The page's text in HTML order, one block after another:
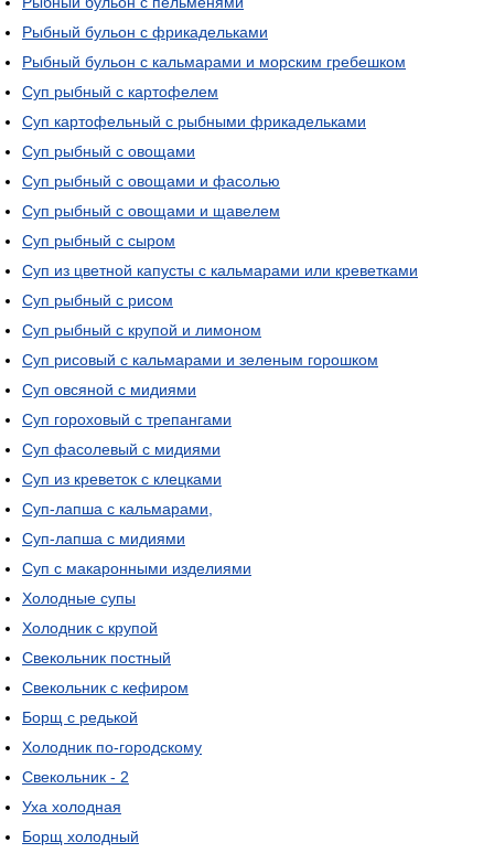
Рыбный бульон с фрикадельками
Рыбный бульон с кальмарами и морским гребешком
Суп рыбный с картофелем
Суп картофельный с рыбными фрикадельками
Суп рыбный с овощами
Суп рыбный с овощами и фасолью
Суп рыбный с овощами и щавелем
Суп рыбный с сыром
Суп из цветной капусты с кальмарами или креветками
Суп рыбный с рисом
Суп рыбный с крупой и лимоном
Суп рисовый с кальмарами и зеленым горошком
Суп овсяной с мидиями
Суп гороховый с трепангами
Суп фасолевый с мидиями
Суп из креветок с клецками
Суп-лапша с кальмарами,
Суп-лапша с мидиями
Суп с макаронными изделиями
Холодные супы
Холодник с крупой
Свекольник постный
Свекольник с кефиром
Борщ с редькой
Холодник по-городскому
Свекольник - 2
Уха холодная
Борщ холодный